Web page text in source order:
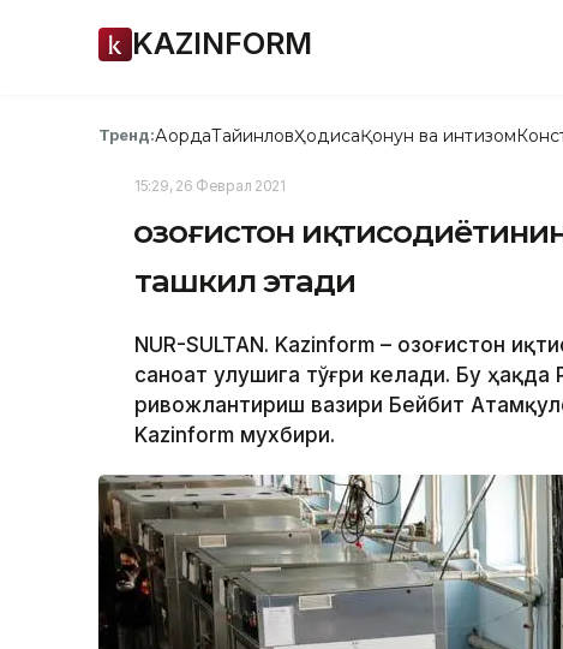
KAZINFORM
Тренд:АқордаТайинловҲодисаҚонун ва интизом
15:29, 26 Феврал 2021
Қозоғистон
ташкил этади
NUR-SULTAN. Kazinform – Қозоғистон
саноат улушига тўғри келади. Бу ҳақда
ривожлантириш вазири Бейбит
Kazinform мухбири.